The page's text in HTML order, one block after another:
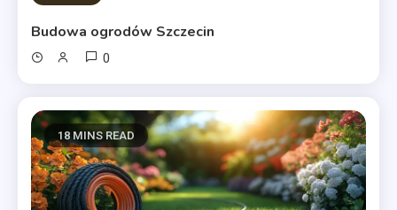
Budowa ogrodów Szczecin
0
18 MINS READ